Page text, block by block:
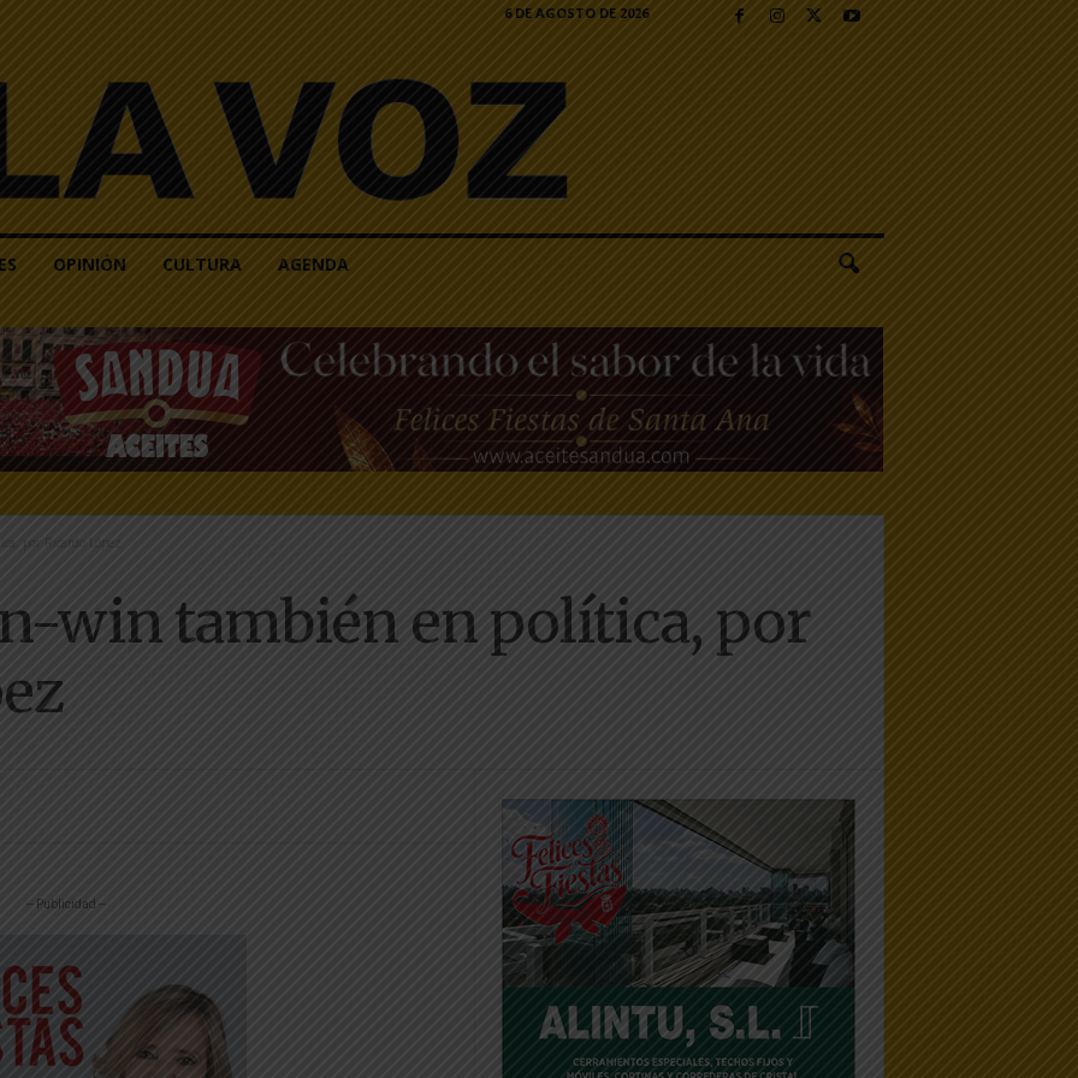
6 DE AGOSTO DE 2026
OPINIÓN CULTURA AGENDA
por Ricardo López
win también en política, por
-- Publicidad --